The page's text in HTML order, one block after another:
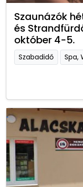
Szaunázók
és
október 4-5.
Szabadidő Spa,